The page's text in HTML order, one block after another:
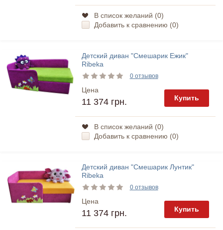
В список желаний (0)
Добавить к сравнению (0)
Детский диван "Смешарик Ежик"
Ribeka
0 отзывов
Цена
11 374 грн. Купить
В список желаний (0)
Добавить к сравнению (0)
Детский диван "Смешарик Лунтик"
Ribeka
0 отзывов
Цена
11 374 грн. Купить